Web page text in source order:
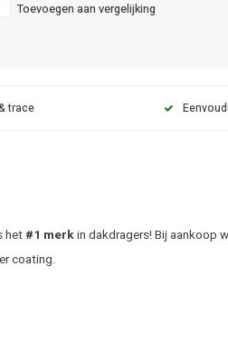
Toevoegen aan vergelijking
trace
het #1 merkin dakdragers! Bij aankoop
coating.